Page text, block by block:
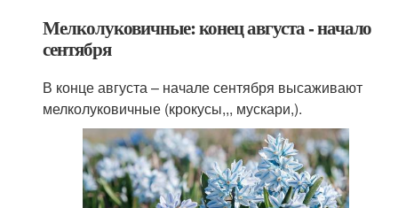
Мелколуковичные: конец августа - начало
сентября
В конце августа – начале сентября высаживают
мелколуковичные (крокусы,,, мускари,).